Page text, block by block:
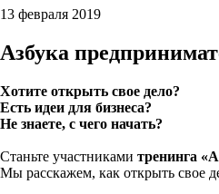
13 февраля 2019
Азбука
Хотите открыть свое дело?
Есть идеи для бизнеса?
Не знаете, с чего начать?
Станьте участниками тренинга
Мы расскажем, как открыть свое